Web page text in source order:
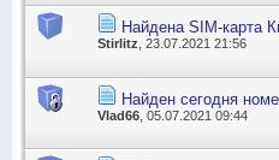
Найдена SIM-карта
Stirlitz, 23.07.2021 21:56
Найден сегодня
Vlad66 , 05.07.2021 09:44